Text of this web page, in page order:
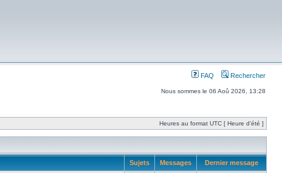
FAQ Rechercher
Nous sommes le 06 Aoû 2026, 13:28
Heures au format UTC [ Heure d’été ]
Sujets Messages Dernier message